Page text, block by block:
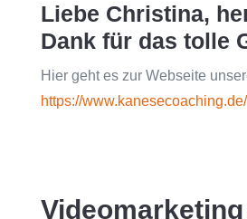
Liebe Christina,
Dank für das tolle
Hier geht es zur Webseite
https://www.kanesecoaching.de/